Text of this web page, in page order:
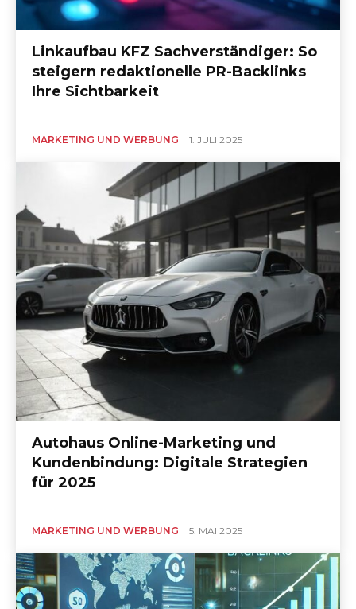
Linkaufbau KFZ Sachverständiger: So
steigern redaktionelle PR-Backlinks
Ihre Sichtbarkeit
MARKETING UND WERBUNG 1. JULI 2025
Autohaus Online-Marketing und
Kundenbindung: Digitale Strategien
für 2025
MARKETING UND WERBUNG 5. MAI 2025